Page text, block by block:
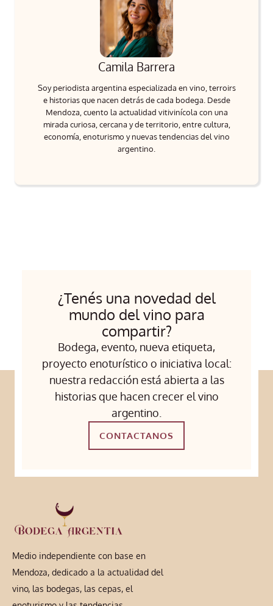
Camila Barrera
Soy periodista argentina especializada en vino, terroirs
e historias que nacen detrás de cada bodega. Desde
Mendoza, cuento la actualidad vitivinícola con una
mirada curiosa, cercana y de territorio, entre cultura,
economía, enoturismo y nuevas tendencias del vino
argentino.
¿Tenés una novedad del
mundo del vino para
compartir?
Bodega, evento, nueva etiqueta,
proyecto enoturístico o iniciativa local:
nuestra redacción está abierta a las
historias que hacen crecer el vino
argentino.
CONTACTANOS
Medio independiente con base en
Mendoza, dedicado a la actualidad del
vino, las bodegas, las cepas, el